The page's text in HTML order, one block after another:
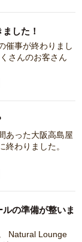
した！
催事が終わりまし
さんのお客さん
あった大阪高島屋
終わりました。
の準備が整いま
Natural Lounge